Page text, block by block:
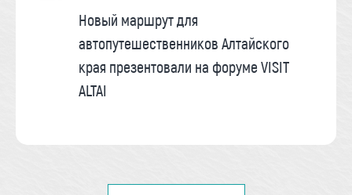
Новый маршрут для
автопутешественников Алтайского
края презентовали на форуме VISIT
ALTAI